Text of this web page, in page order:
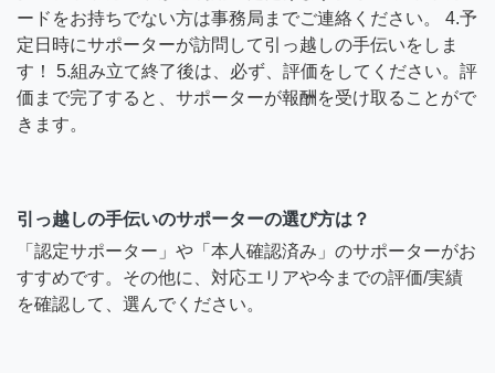
ードをお持ちでない方は事務局までご連絡ください。 4.予
定日時にサポーターが訪問して引っ越しの手伝いをしま
す！ 5.組み立て終了後は、必ず、評価をしてください。評
価まで完了すると、サポーターが報酬を受け取ることがで
きます。
引っ越しの手伝いのサポーターの選び方は？
「認定サポーター」や「本人確認済み」のサポーターがお
すすめです。その他に、対応エリアや今までの評価/実績
を確認して、選んでください。